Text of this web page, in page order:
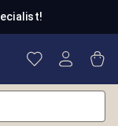
Je hebt 0